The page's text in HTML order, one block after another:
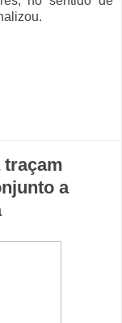
traçam
a